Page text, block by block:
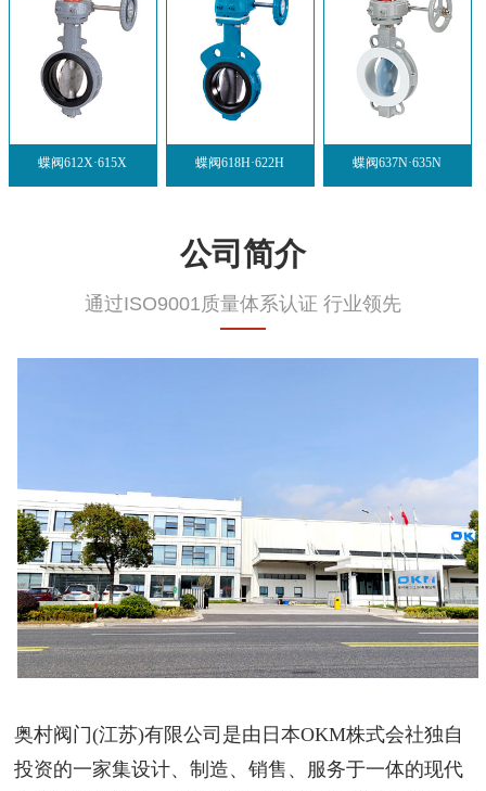
蝶阀612X·615X 蝶阀618H·622H 蝶阀637N·635N
公司简介
通过ISO9001质量体系认证 行业领先
奥村阀门(江苏)有限公司是由日本OKM株式会社独自
投资的一家集设计、制造、销售、服务于一体的现代